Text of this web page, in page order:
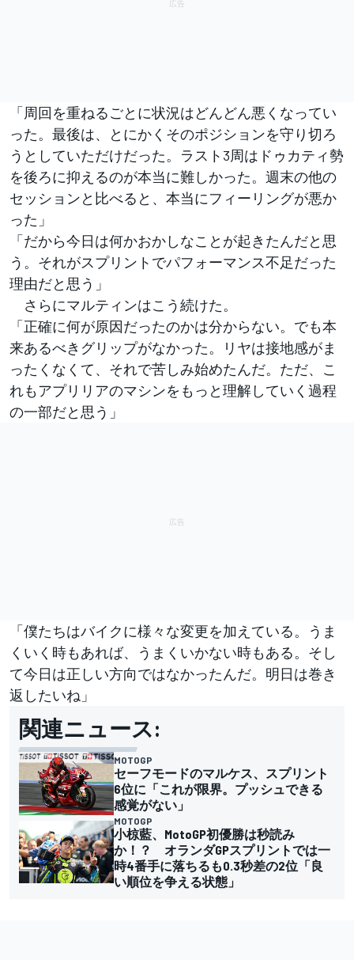
「周回を重ねるごとに状況はどんどん悪くなってい
った。最後は、とにかくそのポジションを守り切ろ
うとしていただけだった。ラスト3周はドゥカティ勢
を後ろに抑えるのが本当に難しかった。週末の他の
セッションと比べると、本当にフィーリングが悪か
った」
「だから今日は何かおかしなことが起きたんだと思
う。それがスプリントでパフォーマンス不足だった
理由だと思う」
さらにマルティンはこう続けた。
「正確に何が原因だったのかは分からない。でも本
来あるべきグリップがなかった。リヤは接地感がま
ったくなくて、それで苦しみ始めたんだ。ただ、こ
れもアプリリアのマシンをもっと理解していく過程
の一部だと思う」
「僕たちはバイクに様々な変更を加えている。うま
くいく時もあれば、うまくいかない時もある。そし
て今日は正しい方向ではなかったんだ。明日は巻き
返したいね」
関連ニュース:
MOTOGP
セーフモードのマルケス、スプリント
6位に「これが限界。プッシュできる
感覚がない」
MOTOGP
小椋藍、MotoGP初優勝は秒読み
か！？ オランダGPスプリントでは一
時4番手に落ちるも0.3秒差の2位「良
い順位を争える状態」